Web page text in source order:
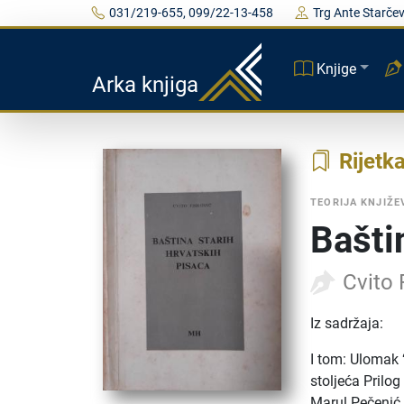
031/219-655, 099/22-13-458 Trg Ante
Arka knjiga
Knjige
TEORIJA
Cvito
Iz sadržaja:
I tom: Ulomak
stoljeća